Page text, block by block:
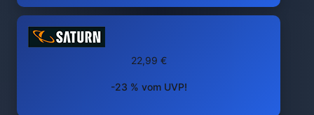
22,99 €
-23 % vom UVP!